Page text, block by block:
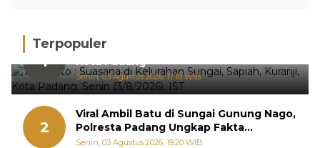
Terpopuler
1
Hujan Deras, 15 Titik Banjir Terdeteksi di
Kota Padang
Senin, 03 Agustus 2026, 17:10 WIB
2
Viral Ambil Batu di Sungai Gunung Nago,
Polresta Padang Ungkap Fakta
Sebenarnya
Senin, 03 Agustus 2026, 19:20 WIB